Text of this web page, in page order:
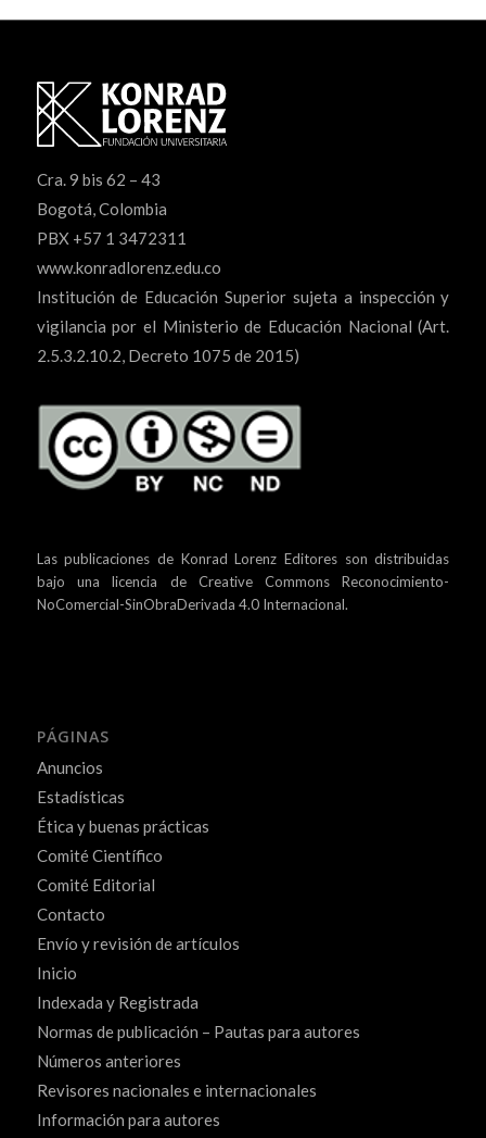
Cra. 9 bis 62 – 43
Bogotá, Colombia
PBX +57 1 3472311
www.konradlorenz.edu.co
Institución de Educación Superior sujeta a inspección y
vigilancia por el Ministerio de Educación Nacional (Art.
2.5.3.2.10.2, Decreto 1075 de 2015)
Las publicaciones de Konrad Lorenz Editores son distribuidas
bajo unalicencia de Creative Commons Reconocimiento-
NoComercial-SinObraDerivada 4.0 Internacional.
PÁGINAS
Anuncios
Estadísticas
Ética y buenas prácticas
Comité Científico
Comité Editorial
Contacto
Envío y revisión de artículos
Inicio
Indexada y Registrada
Normas de publicación – Pautas para autores
Números anteriores
Revisores nacionales e internacionales
Información para autores